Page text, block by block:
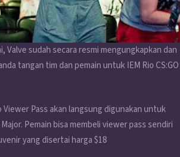
Valve sudah secara resmi mengungkapkan dan
tangan tim dan pemain untuk IEM Rio CS:GO
Pass akan langsung digunakan untuk
Pemain bisa membeli viewer pass sendiri
yang disertai harga $18